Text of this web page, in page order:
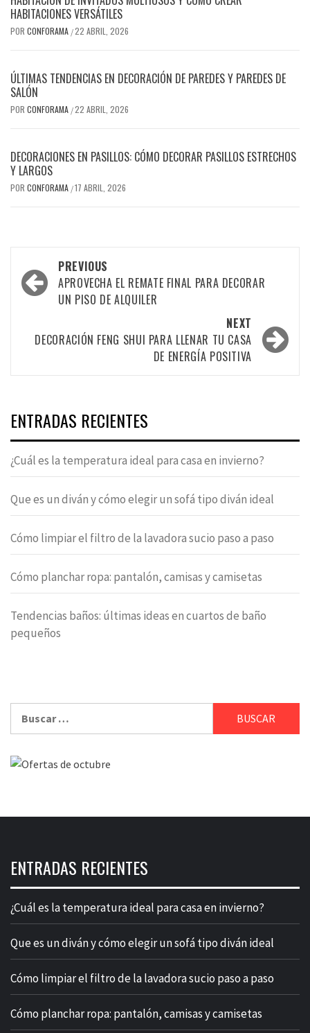
HABITACIONES VERSÁTILES
POR CONFORAMA /22 ABRIL, 2026
ÚLTIMAS TENDENCIAS EN DECORACIÓN DE PAREDES Y PAREDES DE
SALÓN
POR CONFORAMA /22 ABRIL, 2026
DECORACIONES EN PASILLOS: CÓMO DECORAR PASILLOS ESTRECHOS
Y LARGOS
POR CONFORAMA /17 ABRIL, 2026
Post
navigation
PREVIOUS
APROVECHA EL REMATE FINAL PARA DECORAR
UN PISO DE ALQUILER
NEXT
DECORACIÓN FENG SHUI PARA LLENAR TU CASA
DE ENERGÍA POSITIVA
ENTRADAS RECIENTES
¿Cuál es la temperatura ideal para casa en invierno?
Que es un diván y cómo elegir un sofá tipo diván ideal
Cómo limpiar el filtro de la lavadora sucio paso a paso
Cómo planchar ropa: pantalón, camisas y camisetas
Tendencias baños: últimas ideas en cuartos de baño
pequeños
ENTRADAS RECIENTES
¿Cuál es la temperatura ideal para casa en invierno?
Que es un diván y cómo elegir un sofá tipo diván ideal
Cómo limpiar el filtro de la lavadora sucio paso a paso
Cómo planchar ropa: pantalón, camisas y camisetas